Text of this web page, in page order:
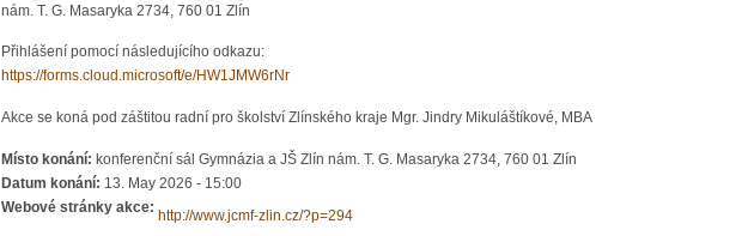
nám. T. G. Masaryka 2734, 760 01 Zlín
Přihlášení pomocí následujícího odkazu:
https://forms.cloud.microsoft/e/HW1JMW6rNr
Akce se koná pod záštitou radní pro školství Zlínského kraje Mgr. Jindry Mikuláštíkové, MBA
Místo konání: konferenční sál Gymnázia a JŠ Zlín nám. T. G. Masaryka 2734, 760 01 Zlín
Datum konání: 13. May 2026 - 15:00
Webové stránky akce:
http://www.jcmf-zlin.cz/?p=294